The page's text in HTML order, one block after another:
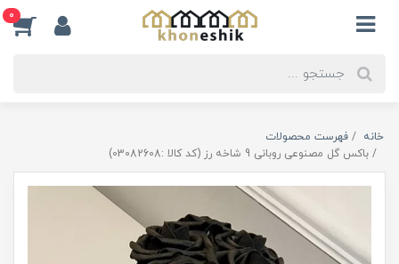
0
خانه
فهرست محصولات
باکس گل مصنوعی روبانی 9 شاخه رز (کد کالا :03082608)